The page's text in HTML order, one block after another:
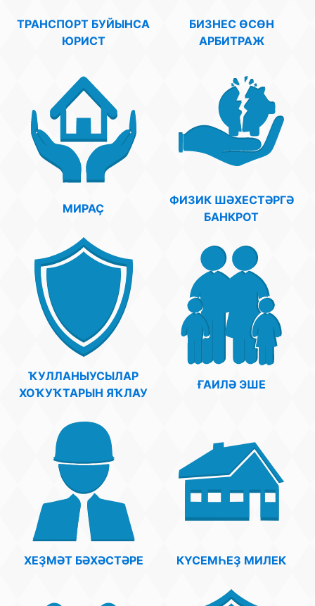
ТРАНСПОРТ БУЙЫНСА
ЮРИСТ
БИЗНЕС ӨСӨН
АРБИТРАЖ
МИРАҪ
ФИЗИК ШӘХЕСТӘРГӘ
БАНКРОТ
ҠУЛЛАНЫУСЫЛАР
ХОҠУҠТАРЫН ЯҠЛАУ
ҒАИЛӘ ЭШЕ
ХЕҘМӘТ БӘХӘСТӘРЕ КҮСЕМҺЕҘ МИЛЕК